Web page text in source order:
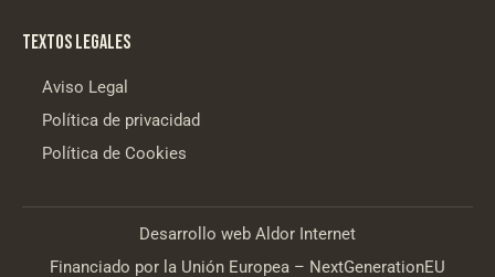
TEXTOS LEGALES
Aviso Legal
Política de privacidad
Política de Cookies
Desarrollo web Aldor Internet
Financiado por la Unión Europea – NextGenerationEU